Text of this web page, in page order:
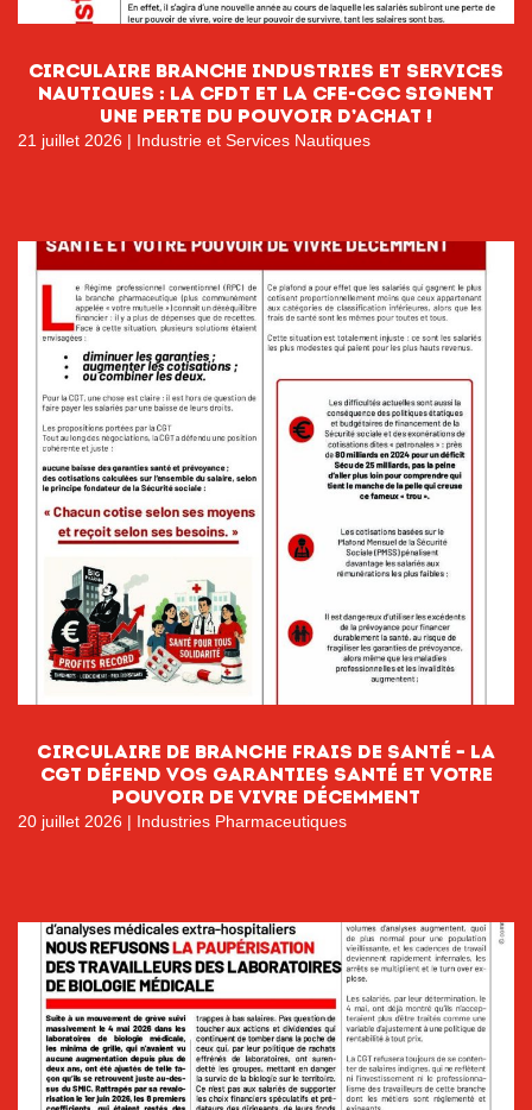
CIRCULAIRE BRANCHE INDUSTRIES ET SERVICES
NAUTIQUES : La CFDT et la CFE-CGC signent
une perte du pouvoir D’ACHAT !
21 juillet 2026 | Industrie et Services Nautiques
circulaire de branche FRAIS DE SANTÉ – LA
CGT DÉFEND VOS GARANTIES SANTÉ ET VOTRE
POUVOIR DE VIVRE DÉCEMMENT
20 juillet 2026 | Industries Pharmaceutiques